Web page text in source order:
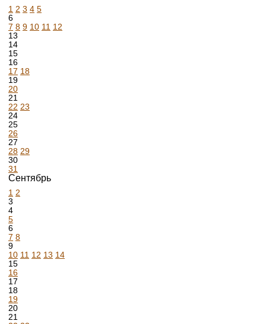
1 2 3 4 5
6
7 8 9 10 11 12
13
14
15
16
17 18
19
20
21
22 23
24
25
26
27
28 29
30
31
Сентябрь
1 2
3
4
5
6
7 8
9
10 11 12 13 14
15
16
17
18
19
20
21